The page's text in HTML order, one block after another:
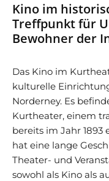
Kino im
Treffpunkt für
Bewohner der
Das Kino im
kulturelle
Norderney. Es
Kurtheater, einem
bereits im Jahr
hat eine lange
Theater- und
sowohl als Kino als